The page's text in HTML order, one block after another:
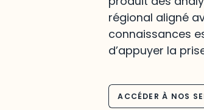
régional aligné
connaissances
d’appuyer la
ACCÉDER À NOS